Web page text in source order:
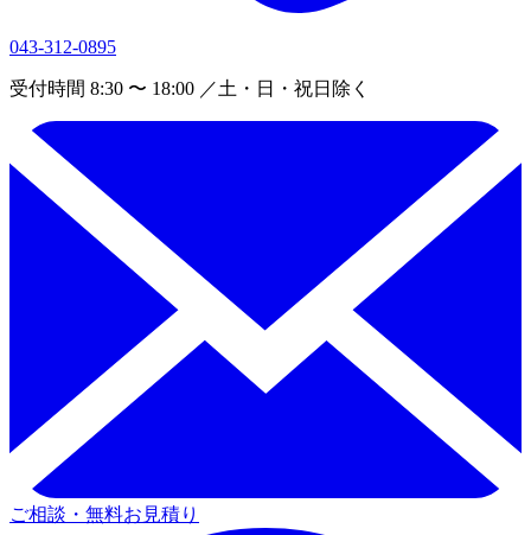
043-312-0895
受付時間 8:30 〜 18:00 ／土・日・祝日除く
ご相談・無料お見積り